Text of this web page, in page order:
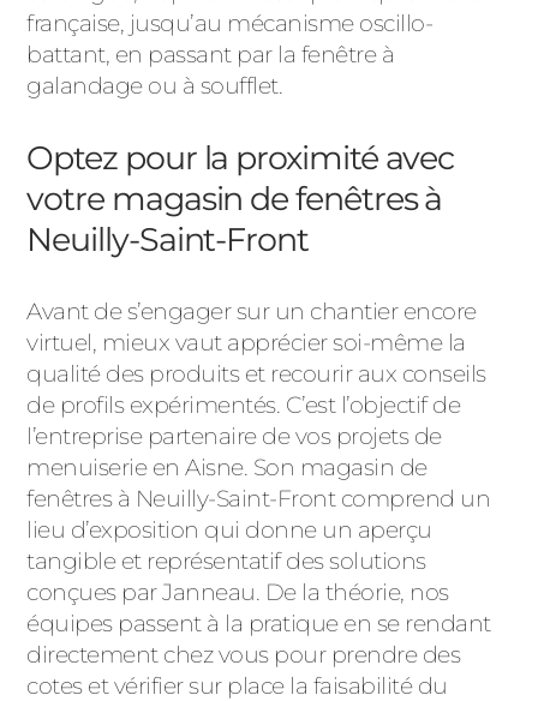
française, jusqu’au mécanisme oscillo-
battant, en passant par la fenêtre à
galandage ou à soufflet.
Optez pour la proximité avec
votre magasin de fenêtres à
Neuilly-Saint-Front
Avant de s’engager sur un chantier encore
virtuel, mieux vaut apprécier soi-même la
qualité des produits et recourir aux conseils
de profils expérimentés. C’est l’objectif de
l’entreprise partenaire de vos projets de
menuiserie en Aisne. Son magasin de
fenêtres à Neuilly-Saint-Front comprend un
lieu d’exposition qui donne un aperçu
tangible et représentatif des solutions
conçues par Janneau. De la théorie, nos
équipes passent à la pratique en se rendant
directement chez vous pour prendre des
cotes et vérifier sur place la faisabilité du